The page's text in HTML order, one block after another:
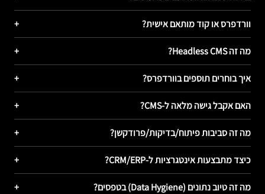
וורדפרס או קוד מותאם אישית? +
מה זה Headless CMS? +
איך בוחרים תוספים בוורדפרס? +
האם אקבל גישה מלאה ל-CMS? +
מה זה סביבות פיתוח/בדיקות/פרודקשן? +
כיצד מתבצעות אינטגרציות ל-CRM/ERP? +
מה זה טיוב נתונים (Data Hygiene) בטפסים? +